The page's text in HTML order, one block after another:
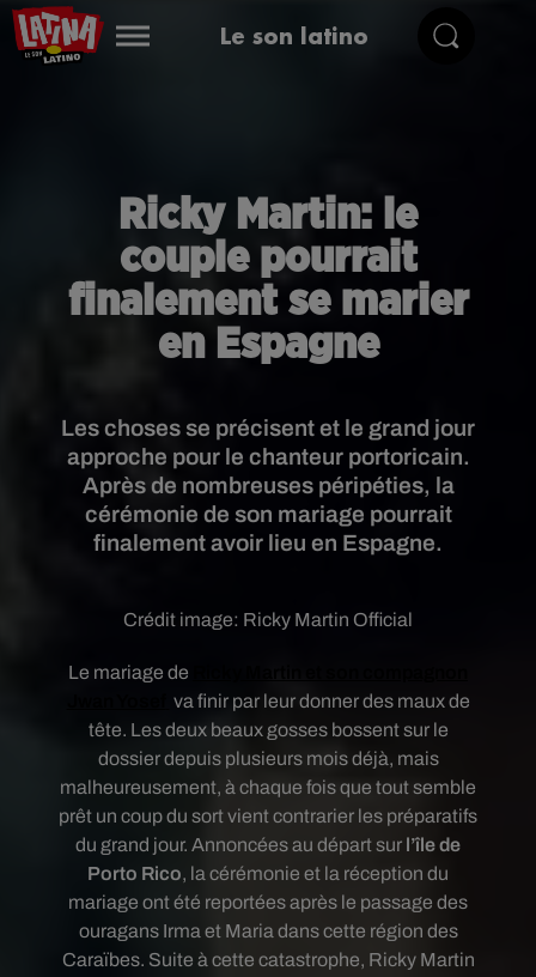
Le son latino
Ricky Martin: le
couple pourrait
finalement se marier
en Espagne
Les choses se précisent et le grand jour
approche pour le chanteur portoricain.
Après de nombreuses péripéties, la
cérémonie de son mariage pourrait
finalement avoir lieu en Espagne.
Crédit image: Ricky Martin Official
Le mariage de
va finir par leur donner des maux de
tête. Les deux beaux gosses bossent sur le
dossier depuis plusieurs mois déjà, mais
malheureusement, à chaque fois que tout semble
prêt un coup du sort vient contrarier les préparatifs
du grand jour. Annoncées au départ sur l’île de
Porto Rico, la cérémonie et la réception du
mariage ont été reportées après le passage des
ouragans Irma et Maria dans cette région des
Caraïbes. Suite à cette catastrophe, Ricky Martin